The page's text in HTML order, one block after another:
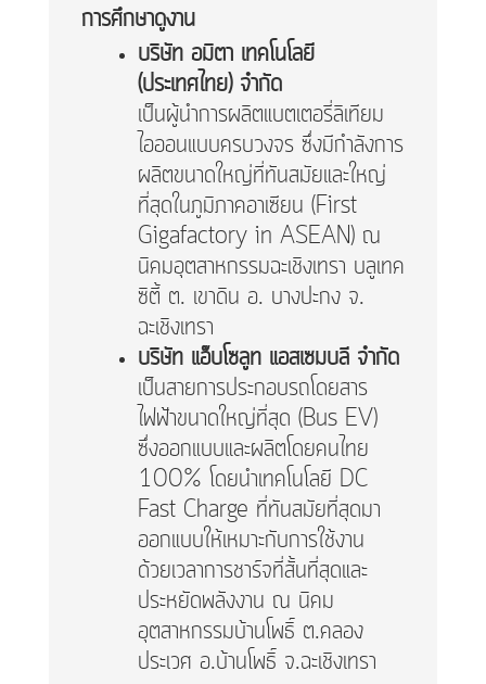
การศึกษาดูงาน
บริษัท อมิตา เทคโนโลยี
(ประเทศไทย) จำกัด
เป็นผู้นำการผลิตแบตเตอรี่ลิเทียม
ไอออนแบบครบวงจร ซึ่งมีกำลังการ
ผลิตขนาดใหญ่ที่ทันสมัยและใหญ่
ที่สุดในภูมิภาคอาเซียน (First
Gigafactory in ASEAN) ณ
นิคมอุตสาหกรรมฉะเชิงเทรา บลูเทค
ซิตี้ ต. เขาดิน อ. บางปะกง จ.
ฉะเชิงเทรา
บริษัท แอ๊บโซลูท แอสเซมบลี จำกัด
เป็นสายการประกอบรถโดยสาร
ไฟฟ้าขนาดใหญ่ที่สุด (Bus EV)
ซึ่งออกแบบและผลิตโดยคนไทย
100% โดยนำเทคโนโลยี DC
Fast Charge ที่ทันสมัยที่สุดมา
ออกแบบให้เหมาะกับการใช้งาน
ด้วยเวลาการชาร์จที่สั้นที่สุดและ
ประหยัดพลังงาน ณ นิคม
อุตสาหกรรมบ้านโพธิ์ ต.คลอง
ประเวศ อ.บ้านโพธิ์ จ.ฉะเชิงเทรา